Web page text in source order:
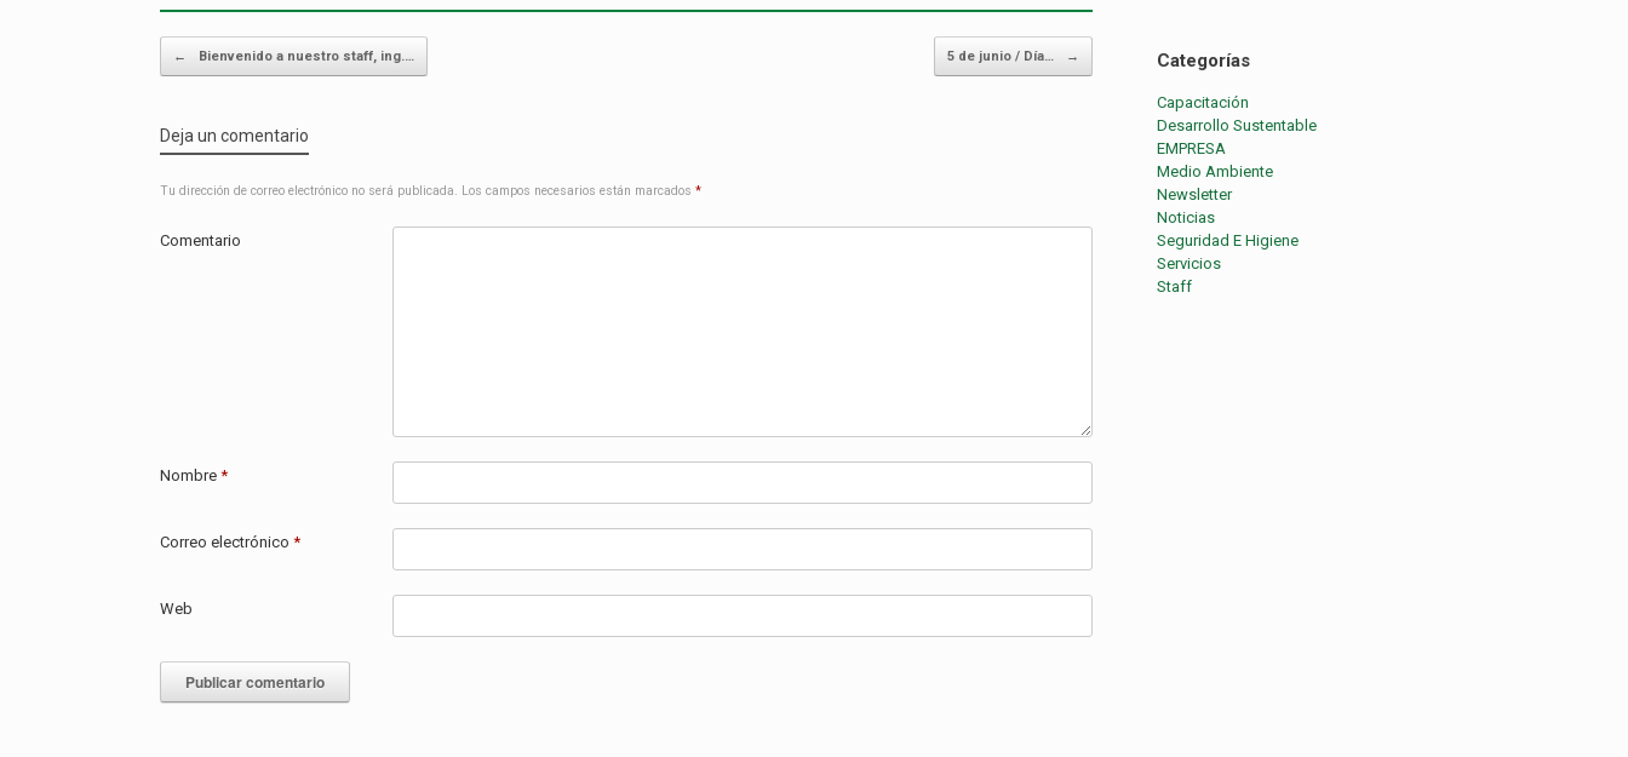
Post navigation
← Bienvenido a nuestro staff, ing.… 5 de junio / Día… →
Deja un comentario
Tu dirección de correo electrónico no será publicada. Los campos necesarios están marcados *
Comentario
Nombre *
Correo electrónico *
Web
Categorías
Capacitación
Desarrollo Sustentable
EMPRESA
Medio Ambiente
Newsletter
Noticias
Seguridad E Higiene
Servicios
Staff